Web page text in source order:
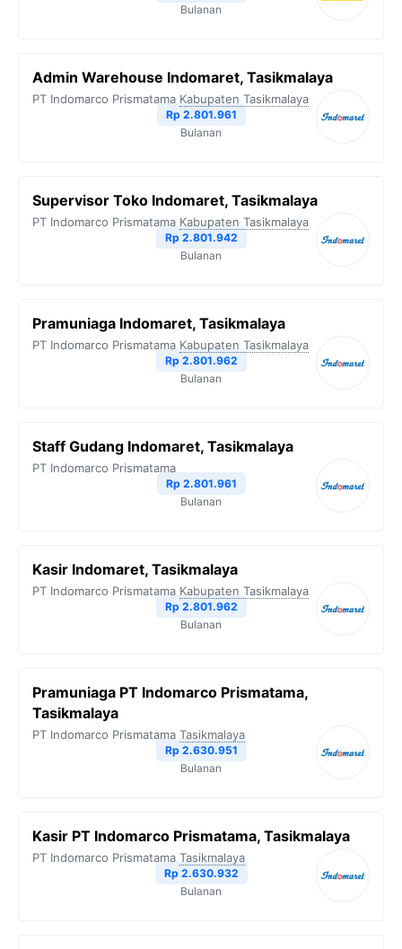
Bulanan
Admin Warehouse Indomaret, Tasikmalaya
PT Indomarco Prismatama Kabupaten Tasikmalaya
Rp 2.801.961
Bulanan
Supervisor Toko Indomaret, Tasikmalaya
PT Indomarco Prismatama Kabupaten Tasikmalaya
Rp 2.801.942
Bulanan
Pramuniaga Indomaret, Tasikmalaya
PT Indomarco Prismatama Kabupaten Tasikmalaya
Rp 2.801.962
Bulanan
Staff Gudang Indomaret, Tasikmalaya
PT Indomarco Prismatama
Rp 2.801.961
Bulanan
Kasir Indomaret, Tasikmalaya
PT Indomarco Prismatama Kabupaten Tasikmalaya
Rp 2.801.962
Bulanan
Pramuniaga PT Indomarco Prismatama,
Tasikmalaya
PT Indomarco Prismatama Tasikmalaya
Rp 2.630.951
Bulanan
Kasir PT Indomarco Prismatama, Tasikmalaya
PT Indomarco Prismatama Tasikmalaya
Rp 2.630.932
Bulanan